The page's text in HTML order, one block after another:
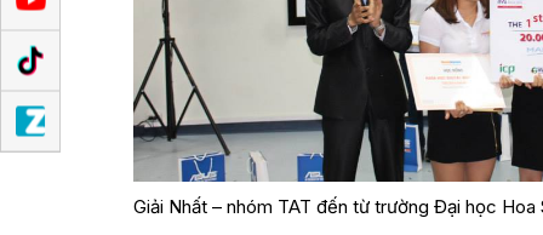
Giải Nhất – nhóm TAT đến từ trường Đại học Hoa